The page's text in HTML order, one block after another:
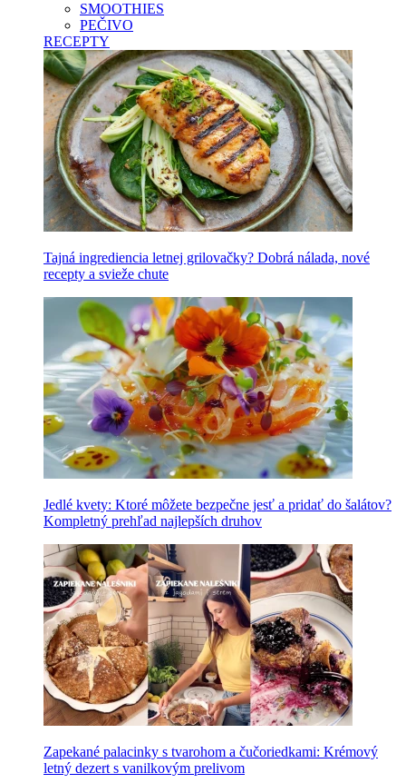
SMOOTHIES
PEČIVO
RECEPTY
Tajná ingrediencia letnej grilovačky? Dobrá nálada, nové
recepty a svieže chute
Jedlé kvety: Ktoré môžete bezpečne jesť a pridať do šalátov?
Kompletný prehľad najlepších druhov
Zapekané palacinky s tvarohom a čučoriedkami: Krémový
letný dezert s vanilkovým prelivom